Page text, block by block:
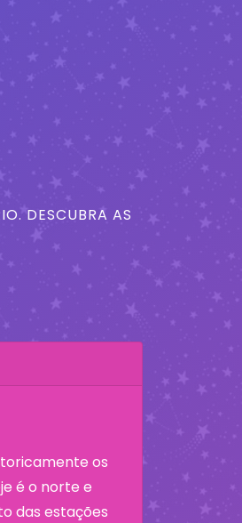
DESCUBRA AS
os
é o norte e
das estações